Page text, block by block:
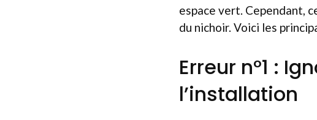
espace vert. Cependant,
du nichoir. Voici les
Erreur n°1 :
l’installation